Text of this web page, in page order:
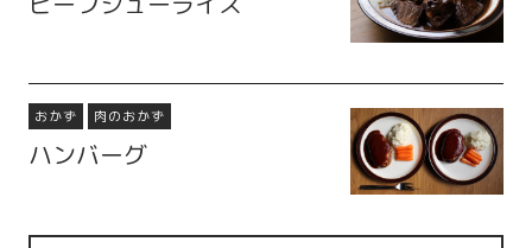
おかず 肉のおかず
ハンバーグ